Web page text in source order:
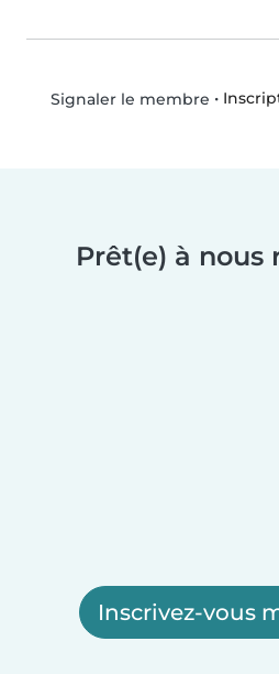
Signaler le membre •
Prêt(e) à nous
Inscrivez-vous